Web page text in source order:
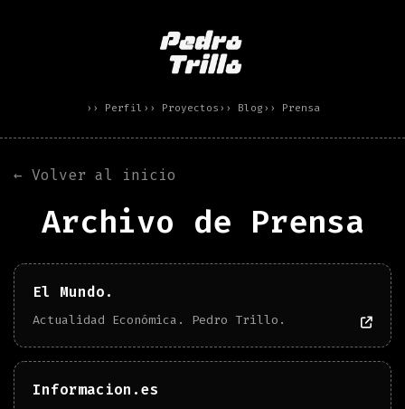
›› Perfil ›› Proyectos ›› Blog ›› Prensa
← Volver al inicio
Archivo de Prensa
El Mundo.
Actualidad Económica. Pedro Trillo.
Informacion.es